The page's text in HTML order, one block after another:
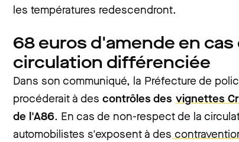
les températures redescendront.
68 euros d'amende en
circulation différenciée
Dans son communiqué, la Préfecture de
procéderait à des contrôles des vignettes
de l'A86. En cas de non-respect de la
automobilistes s'exposent à des